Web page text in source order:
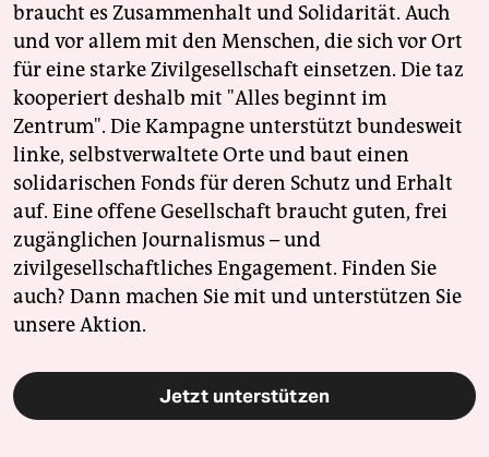
braucht es Zusammenhalt und Solidarität. Auch
und vor allem mit den Menschen, die sich vor Ort
für eine starke Zivilgesellschaft einsetzen. Die taz
kooperiert deshalb mit "Alles beginnt im
Zentrum". Die Kampagne unterstützt bundesweit
linke, selbstverwaltete Orte und baut einen
solidarischen Fonds für deren Schutz und Erhalt
auf. Eine offene Gesellschaft braucht guten, frei
zugänglichen Journalismus – und
zivilgesellschaftliches Engagement. Finden Sie
auch? Dann machen Sie mit und unterstützen Sie
unsere Aktion.
Jetzt unterstützen